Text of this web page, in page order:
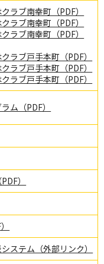
ラブ南幸町（PDF）
ブ南幸町（PDF）
ブ南幸町（PDF）
ラブ戸手本町（PDF）
ブ戸手本町（PDF）
ブ戸手本町（PDF）
ム（PDF）
）
ステム（外部リンク）